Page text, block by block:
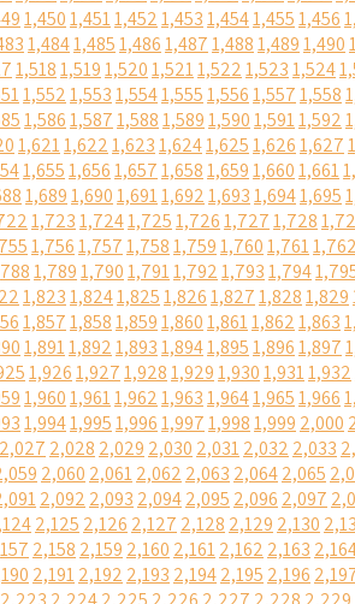
1,4501,4511,4521,4531,4541,4551,456
1,4841,4851,4861,4871,4881,4891,490
1,5181,5191,5201,5211,5221,5231,524
1,5521,5531,5541,5551,5561,5571,558
1,5861,5871,5881,5891,5901,5911,592
1,6211,6221,6231,6241,6251,6261,627
1,6551,6561,6571,6581,6591,6601,661
1,6891,6901,6911,6921,6931,6941,695
1,7231,7241,7251,7261,7271,728
1,7561,7571,7581,7591,7601,7611,762
1,7891,7901,7911,7921,7931,794
1,8231,8241,8251,8261,8271,8281,829
1,8571,8581,8591,8601,8611,8621,863
1,8911,8921,8931,8941,8951,8961,897
1,9261,9271,9281,9291,9301,9311,932
1,9601,9611,9621,9631,9641,9651,966
1,9941,9951,9961,9971,9981,999 2,000
2,027 2,028 2,029 2,030 2,0312,032 2,033
2,060 2,0612,062 2,063 2,0642,065
2,092 2,093 2,0942,095 2,096 2,097
2,125 2,126 2,127 2,128 2,129 2,130
2,158 2,159 2,160 2,1612,162 2,163
2,1912,192 2,193 2,1942,195 2,196